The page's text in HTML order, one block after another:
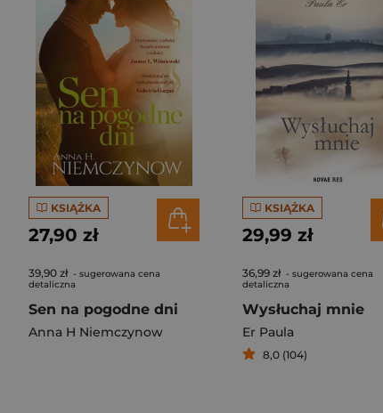
KSIĄŻKA
27,90 zł
39,90 zł - sugerowana cena
detaliczna
Sen na pogodne dni
Anna H Niemczynow
KSIĄŻKA
29,99 zł
36,99 zł - sugerowana cena
detaliczna
Wysłuchaj mnie
Er Paula
8,0 (104)